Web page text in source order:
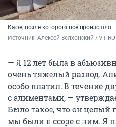
Кафе, возле которого всё произошло
Источник: Алексей Волхонский / V1.RU
— Я 12 лет была в
очень тяжелый развод.
особо платил. В течение
с алиментами, —
Было такое, что он целый
мы были в ссоре с ним. Я